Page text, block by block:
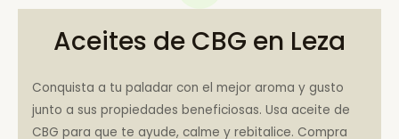
Aceites de CBG en Leza
Conquista a tu paladar con el mejor aroma y gusto
junto a sus propiedades beneficiosas. Usa aceite de
CBG para que te ayude, calme y rebitalice. Compra